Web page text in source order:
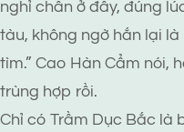
nghỉ chân ở đây, đúng
tàu, không ngờ hắn lại
tìm.” Cao Hàn Cẩm nói,
trùng hợp rồi.
Chỉ có Trầm Dục Bắc là